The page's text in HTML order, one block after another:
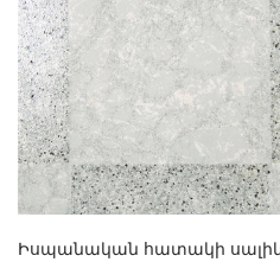
Իսպանական հատակի սալիկ